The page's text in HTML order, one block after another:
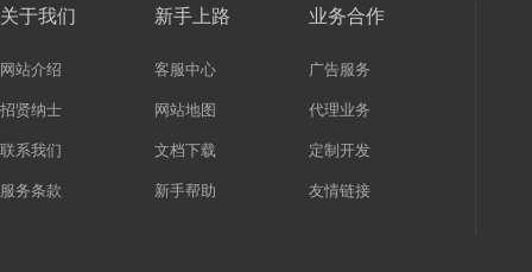
关于我们
网站介绍
招贤纳士
联系我们
服务条款
新手上路
客服中心
网站地图
文档下载
新手帮助
业务合作
广告服务
代理业务
定制开发
友情链接